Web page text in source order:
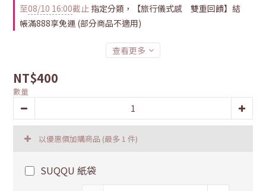
至08/10 16:00截止 指定分類，【旅行儀式感 雙重回饋】結
帳滿888享免運 (部分商品不適用)
查看更多
NT$400
數量
以優惠價加購商品 (最多 1 件)
SUQQU 紙袋